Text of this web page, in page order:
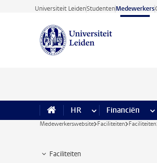
Ga direct naar de inhoud
Universiteit LeidenStudentenMedewerkers
HR meer HR pagina’s
Financiën
Medewerkerswebsite Faciliteiten Faciliteiten
Faciliteiten